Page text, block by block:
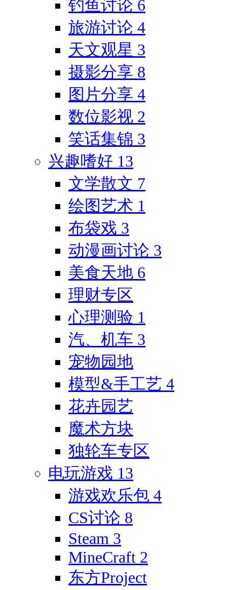
钓鱼讨论 6
旅游讨论 4
天文观星 3
摄影分享 8
图片分享 4
数位影视 2
笑话集锦 3
兴趣嗜好 13
文学散文 7
绘图艺术 1
布袋戏 3
动漫画讨论 3
美食天地 6
理财专区
心理测验 1
汽、机车 3
宠物园地
模型&手工艺 4
花卉园艺
魔术方块
独轮车专区
电玩游戏 13
游戏欢乐包 4
CS讨论 8
Steam 3
MineCraft 2
东方Project